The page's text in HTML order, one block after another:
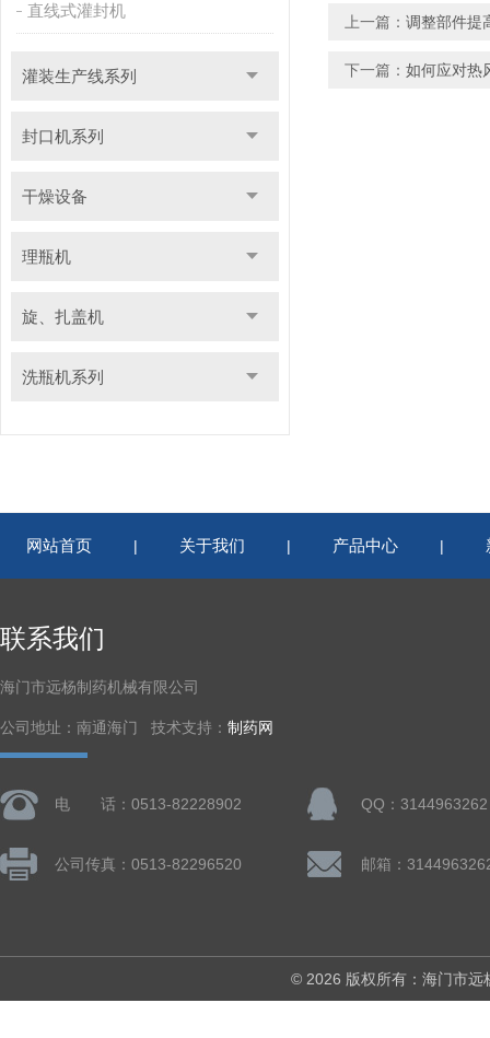
直线式灌封机
灌装生产线系列
封口机系列
干燥设备
理瓶机
旋、扎盖机
洗瓶机系列
上一篇： 调整部件提
下一篇： 如何应对热
网站首页 | 关于我们 | 产品中心 |
联系我们
海门市远杨制药机械有限公司
公司地址：南通海门 技术支持： 制药网
电 话：0513-82228902 QQ：3144963262
公司传真：0513-82296520 邮箱：
© 2026 版权所有：海门市